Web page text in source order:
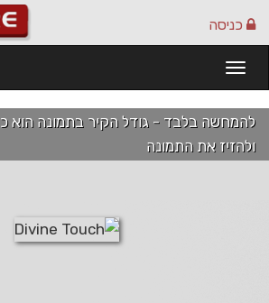
כניסה
ולהזיז את התמונה